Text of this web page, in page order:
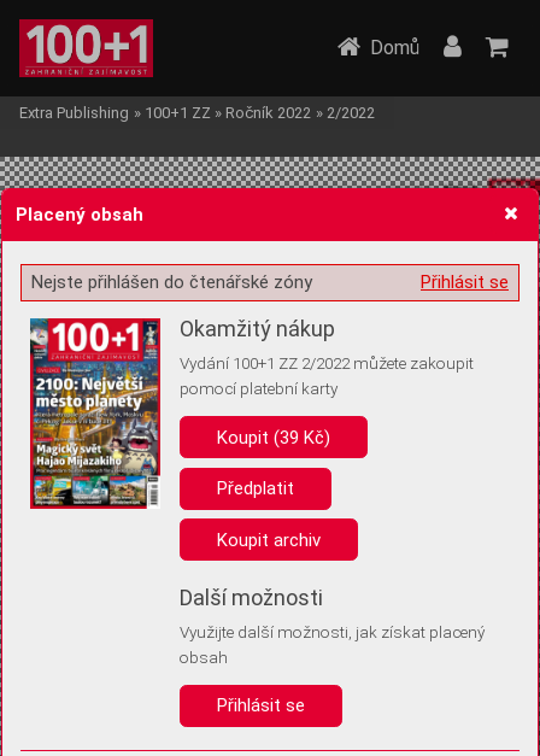
Žádost o souhlas s ukládáním volitelných informací
Pro základní fungování webu nepotřebujeme ukládat žádné informace
(tzv. cookies apod.). Rádi bychom vás ale požádali o souhlas s
uložením volitelných informací:
Anonymní unikátní ID
Díky němu příště poznáme, že se jedná o stejné zařízení, a
Identifikátor je zcela anonymní.
Vaše souhlasy a odmítnutí si ukládáme do vašeho zařízení, abychom se
vás už příště znovu neptali. Můžete je kdykoli později upravit ve Správě
Domů
Extra Publishing » 100+1 ZZ » Ročník 2022 » 2/2022
Placený obsah
Přihlásit se
Nejste přihlášen do čtenářské zóny
Okamžitý nákup
Vydání 100+1 ZZ 2/2022 můžete zakoupit
pomocí platební karty
Koupit (39 Kč)
Předplatit
Koupit archiv
Další možnosti
Využijte další možnosti, jak získat placený
obsah
Přihlásit se